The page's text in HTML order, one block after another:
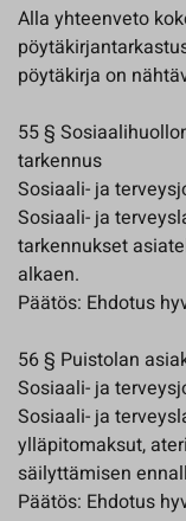
Alla yhteenveto
pöytäkirja on
55 §
tarkennus
Sosiaali- ja
Sosiaali- ja
tarkennukset
alkaen.
Päätös: Ehdotus
56 § Puistolan
Sosiaali- ja
Sosiaali- ja
ylläpitomaksut,
säilyttämisen
Päätös: Ehdotus